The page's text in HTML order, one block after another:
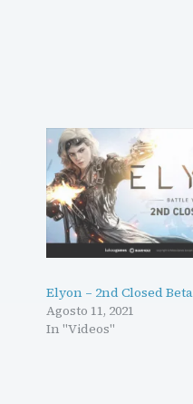
Elyon – 2nd Closed
Agosto 11, 2021
In "Videos"